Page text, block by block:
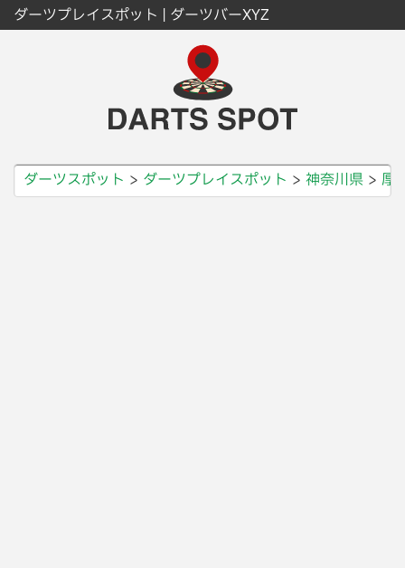
ダーツプレイスポット | ダーツバーXYZ
ダーツスポット ダーツプレイスポット 神奈川県 厚